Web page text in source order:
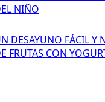
NIÑO
DESAYUNO FÁCIL Y
FRUTAS CON